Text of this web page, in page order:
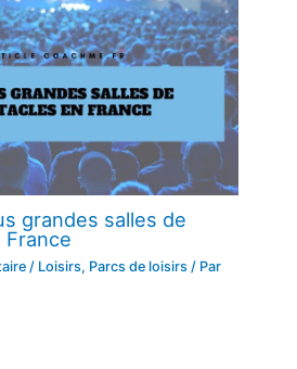
grandes salles de
/ Loisirs, Parcs de loisirs / Par